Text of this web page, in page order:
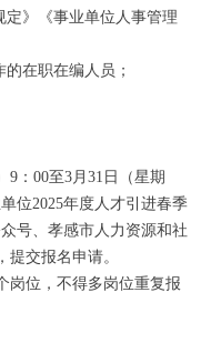
》《事业单位人事管理
在职在编人员；
：00至3月31日（星期
位2025年度人才引进春季
号、孝感市人力资源和社
交报名申请。
位，不得多岗位重复报